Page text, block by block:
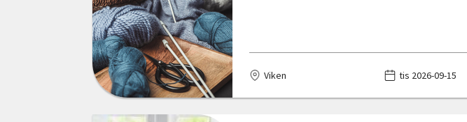
Edsbruk
Eksjö
Emmaboda
Enköping
Viken tis 2026-09-15